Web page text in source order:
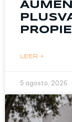
LEER »
5 agosto, 2026